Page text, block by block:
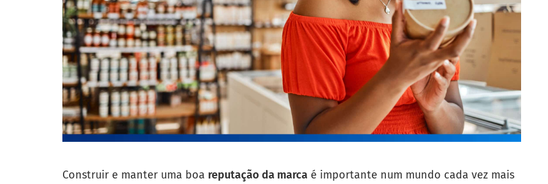
Construir e manter uma boa reputação da marca é importante num mundo cada vez mais